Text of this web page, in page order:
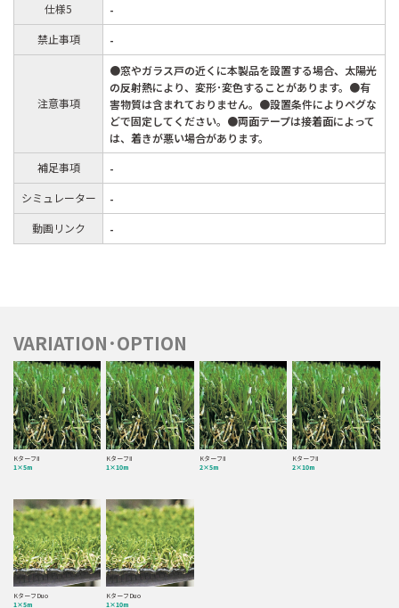
仕様5
-
禁止事項
-
注意事項
●窓やガラス戸の近くに本製品を設置する場合、太陽光
の反射熱により、変形･変色することがあります。●有
害物質は含まれておりません。●設置条件によりペグな
どで固定してください。●両面テープは接着面によって
は、着きが悪い場合があります。
補足事項
-
シミュレーター
-
動画リンク
-
VARIATION･OPTION
KターフⅡ
1×5m
KターフⅡ
1×10m
KターフⅡ
2×5m
KターフⅡ
2×10m
KターフDuo
1×5m
KターフDuo
1×10m